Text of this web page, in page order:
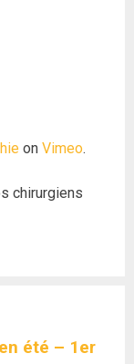
on Vimeo.
chirurgiens
été – 1er